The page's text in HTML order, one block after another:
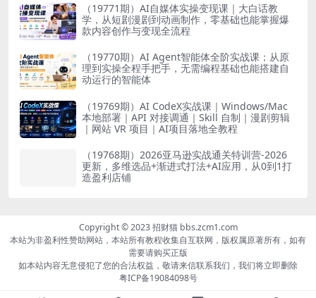
（19771期）AI自媒体实操变现课｜大白话教
学，从短剧漫剧到动画制作，零基础也能掌握爆
款内容创作与变现全流程
（19770期）AI Agent智能体全阶实战课；从原
理到实操全程手把手，无需编程基础也能搭建自
动运行的智能体
（19769期）AI CodeX实战课｜Windows/Mac
本地部署｜API 对接调通｜Skill 自制｜漫剧剪辑
｜网站 VR 项目｜AI项目落地全教程
（19768期）2026亚马逊实战通关特训营-2026
更新，多维选品+渐进式打法+AI应用，从0到1打
造盈利店铺
Copyright © 2023 招财猫 bbs.zcm1.com
本站为非盈利性赞助网站，本站所有教程收集自互联网，版权属原著所有，如有
需要请购买正版
如本站内容无意侵犯了您的合法权益，敬请来信联系我们，我们将立即删除
粤ICP备19084098号